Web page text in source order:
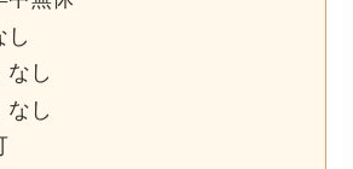
し
なし
なし